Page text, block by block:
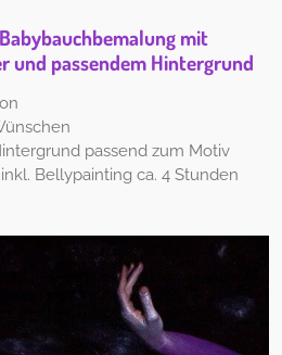
mit
und passendem Hintergrund
passend zum Motiv
Bellypainting ca. 4 Stunden